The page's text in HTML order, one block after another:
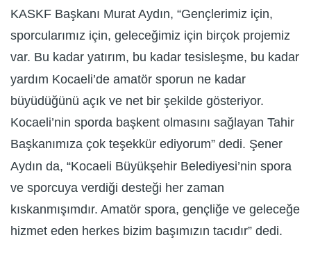
KASKF Başkanı Murat Aydın, “Gençlerimiz için,
sporcularımız için, geleceğimiz için birçok projemiz
var. Bu kadar yatırım, bu kadar tesisleşme, bu kadar
yardım Kocaeli’de amatör sporun ne kadar
büyüdüğünü açık ve net bir şekilde gösteriyor.
Kocaeli’nin sporda başkent olmasını sağlayan Tahir
Başkanımıza çok teşekkür ediyorum” dedi. Şener
Aydın da, “Kocaeli Büyükşehir Belediyesi’nin spora
ve sporcuya verdiği desteği her zaman
kıskanmışımdır. Amatör spora, gençliğe ve geleceğe
hizmet eden herkes bizim başımızın tacıdır” dedi.